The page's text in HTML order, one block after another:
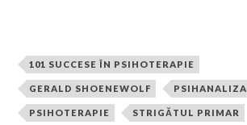
101 SUCCESE ÎN PSIHOTERAPIE
GERALD SHOENEWOLF PSIHANALIZA
PSIHOTERAPIE STRIGĂTUL PRIMAR